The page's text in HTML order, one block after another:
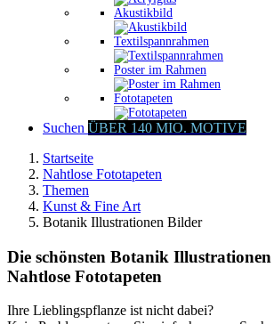
Akustikbild
Textilspannrahmen
Poster im Rahmen
Fototapeten
Suchen ÜBER 140 MIO. MOTIVE
Startseite
Nahtlose Fototapeten
Themen
Kunst & Fine Art
Botanik Illustrationen Bilder
Die schönsten Botanik
Nahtlose Fototapeten
Ihre Lieblingspflanze ist nicht dabei?